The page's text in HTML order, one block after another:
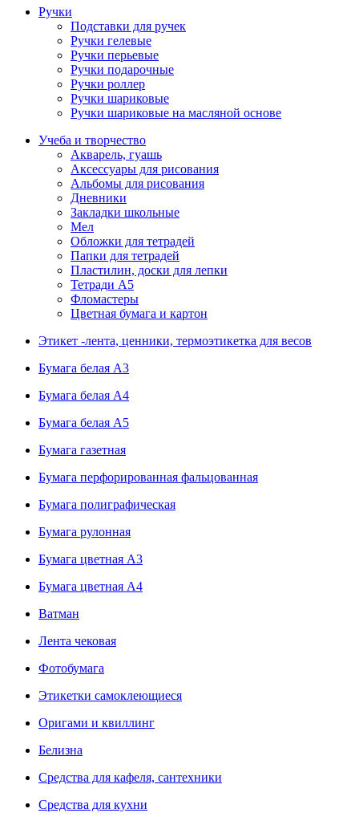
Ручки
Подставки для ручек
Ручки гелевые
Ручки перьевые
Ручки подарочные
Ручки роллер
Ручки шариковые
Ручки шариковые на масляной основе
Учеба и творчество
Акварель, гуашь
Аксессуары для рисования
Альбомы для рисования
Дневники
Закладки школьные
Мел
Обложки для тетрадей
Папки для тетрадей
Пластилин, доски для лепки
Тетради А5
Фломастеры
Цветная бумага и картон
Этикет -лента, ценники, термоэтикетка для весов
Бумага белая А3
Бумага белая А4
Бумага белая А5
Бумага газетная
Бумага перфорированная фальцованная
Бумага полиграфическая
Бумага рулонная
Бумага цветная А3
Бумага цветная А4
Ватман
Лента чековая
Фотобумага
Этикетки самоклеющиеся
Оригами и квиллинг
Белизна
Средства для кафеля, сантехники
Средства для кухни